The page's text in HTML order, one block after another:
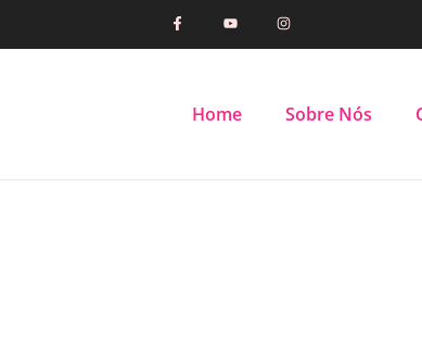
Home Sobre Nós